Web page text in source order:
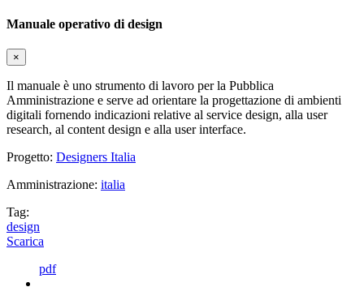
Manuale operativo di design
×
Il manuale è uno strumento di lavoro per la Pubblica
Amministrazione e serve ad orientare la progettazione di ambienti
digitali fornendo indicazioni relative al service design, alla user
research, al content design e alla user interface.
Progetto: Designers Italia
Amministrazione: italia
Tag:
design
Scarica
pdf